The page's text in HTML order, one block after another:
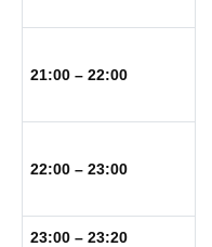
21:00 – 22:00
22:00 – 23:00
23:00 – 23:20